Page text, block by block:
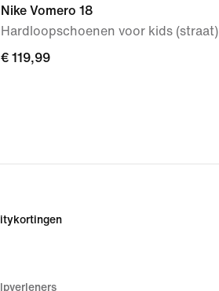
Nike Vomero 18
Hardloopschoenen voor kids (straat)
€ 119,99
€ 119,99